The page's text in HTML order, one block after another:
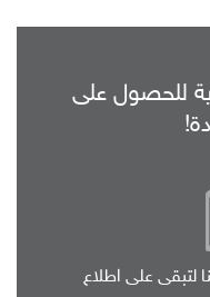
للحصول على
لتبقى على اطلاع